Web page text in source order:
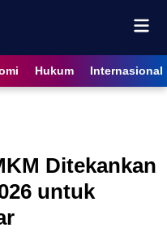
Hukum Internasional
Ditekankan
untuk